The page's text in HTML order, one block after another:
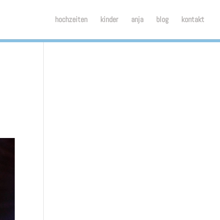
Cookies ablehnen Cookies erlauben
hochzeiten kinder anja blog kontakt